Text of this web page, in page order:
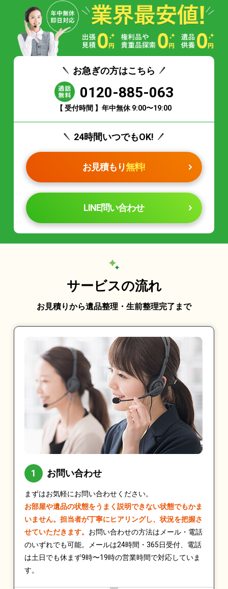
お急ぎの方はこちら
0120-885-063
【 受付時間 】年中無休 9:00〜19:00
24時間いつでもOK!
お見積もり無料!
LINE問い合わせ
サービスの流れ
お見積りから遺品整理・生前整理完了まで
お問い合わせ
まずはお気軽にお問い合わせください。
お部屋や遺品の状態をうまく説明できない状態でもかま
いません。担当者が丁寧にヒアリングし、状況を把握さ
せていただきます。 お問い合わせの方法はメール・電話
のいずれでも可能。メールは24時間・365日受付、電話
は土日でも休まず9時〜19時の営業時間で対応していま
す。